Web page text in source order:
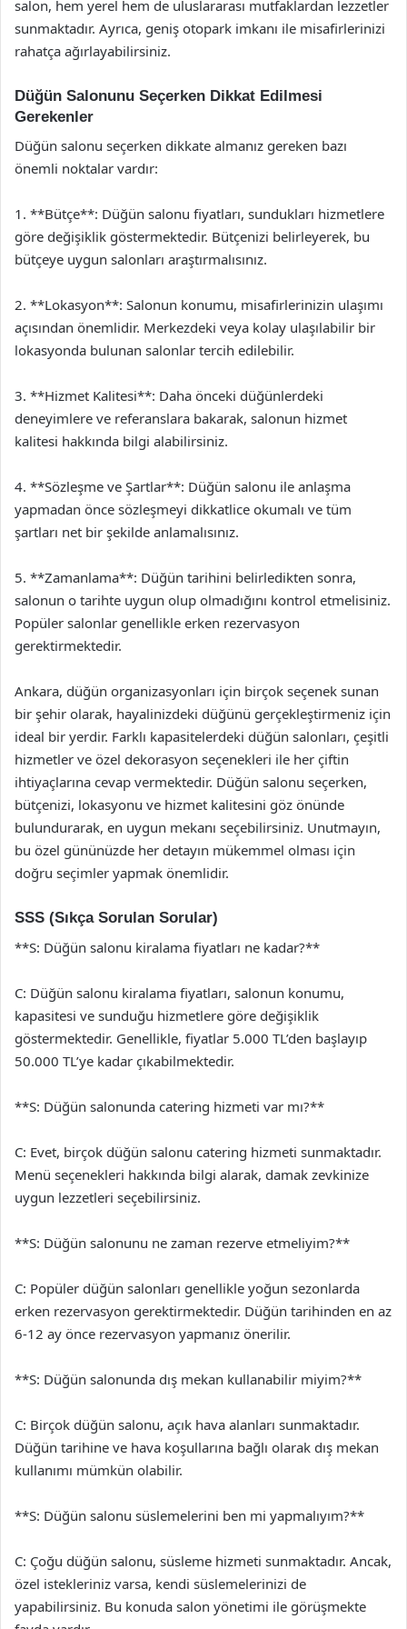
salon, hem yerel hem de uluslararası mutfaklardan lezzetler
sunmaktadır. Ayrıca, geniş otopark imkanı ile misafirlerinizi
rahatça ağırlayabilirsiniz.
Düğün Salonunu Seçerken Dikkat Edilmesi
Gerekenler
Düğün salonu seçerken dikkate almanız gereken bazı
önemli noktalar vardır:
1. **Bütçe**: Düğün salonu fiyatları, sundukları hizmetlere
göre değişiklik göstermektedir. Bütçenizi belirleyerek, bu
bütçeye uygun salonları araştırmalısınız.
2. **Lokasyon**: Salonun konumu, misafirlerinizin ulaşımı
açısından önemlidir. Merkezdeki veya kolay ulaşılabilir bir
lokasyonda bulunan salonlar tercih edilebilir.
3. **Hizmet Kalitesi**: Daha önceki düğünlerdeki
deneyimlere ve referanslara bakarak, salonun hizmet
kalitesi hakkında bilgi alabilirsiniz.
4. **Sözleşme ve Şartlar**: Düğün salonu ile anlaşma
yapmadan önce sözleşmeyi dikkatlice okumalı ve tüm
şartları net bir şekilde anlamalısınız.
5. **Zamanlama**: Düğün tarihini belirledikten sonra,
salonun o tarihte uygun olup olmadığını kontrol etmelisiniz.
Popüler salonlar genellikle erken rezervasyon
gerektirmektedir.
Ankara, düğün organizasyonları için birçok seçenek sunan
bir şehir olarak, hayalinizdeki düğünü gerçekleştirmeniz için
ideal bir yerdir. Farklı kapasitelerdeki düğün salonları, çeşitli
hizmetler ve özel dekorasyon seçenekleri ile her çiftin
ihtiyaçlarına cevap vermektedir. Düğün salonu seçerken,
bütçenizi, lokasyonu ve hizmet kalitesini göz önünde
bulundurarak, en uygun mekanı seçebilirsiniz. Unutmayın,
bu özel gününüzde her detayın mükemmel olması için
doğru seçimler yapmak önemlidir.
SSS (Sıkça Sorulan Sorular)
**S: Düğün salonu kiralama fiyatları ne kadar?**
C: Düğün salonu kiralama fiyatları, salonun konumu,
kapasitesi ve sunduğu hizmetlere göre değişiklik
göstermektedir. Genellikle, fiyatlar 5.000 TL’den başlayıp
50.000 TL’ye kadar çıkabilmektedir.
**S: Düğün salonunda catering hizmeti var mı?**
C: Evet, birçok düğün salonu catering hizmeti sunmaktadır.
Menü seçenekleri hakkında bilgi alarak, damak zevkinize
uygun lezzetleri seçebilirsiniz.
**S: Düğün salonunu ne zaman rezerve etmeliyim?**
C: Popüler düğün salonları genellikle yoğun sezonlarda
erken rezervasyon gerektirmektedir. Düğün tarihinden en az
6-12 ay önce rezervasyon yapmanız önerilir.
**S: Düğün salonunda dış mekan kullanabilir miyim?**
C: Birçok düğün salonu, açık hava alanları sunmaktadır.
Düğün tarihine ve hava koşullarına bağlı olarak dış mekan
kullanımı mümkün olabilir.
**S: Düğün salonu süslemelerini ben mi yapmalıyım?**
C: Çoğu düğün salonu, süsleme hizmeti sunmaktadır. Ancak,
özel istekleriniz varsa, kendi süslemelerinizi de
yapabilirsiniz. Bu konuda salon yönetimi ile görüşmekte